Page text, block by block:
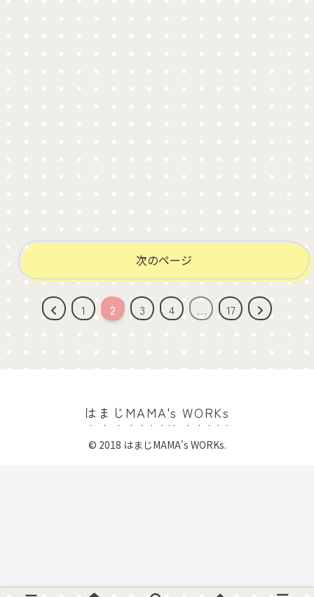
次のページ
1 2 3 4 … 17
はまじMAMA's WORKs
© 2018 はまじMAMA's WORKs.